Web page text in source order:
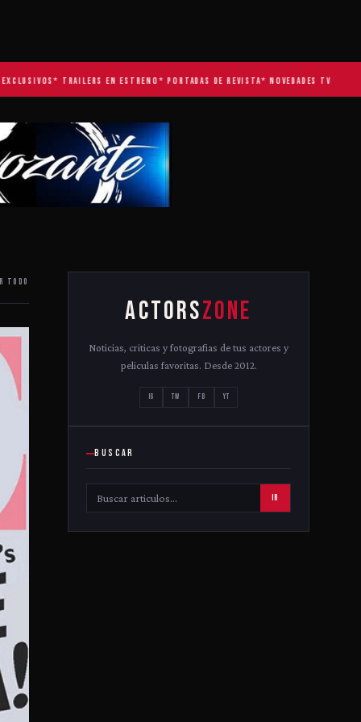
* TRAILERS EN ESTRENO * PORTADAS DE REVISTA* NOVEDADES TV
TODO
ACTORSZONE
Noticias, criticas y fotografias de tus actores y
peliculas favoritas. Desde 2012.
IG TW FB YT
BUSCAR
IR